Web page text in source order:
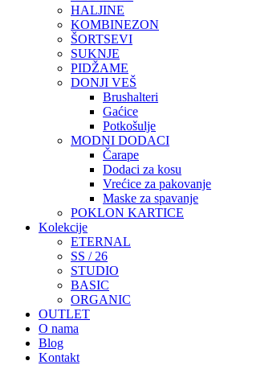
HALJINE
KOMBINEZON
ŠORTSEVI
SUKNJE
PIDŽAME
DONJI VEŠ
Brushalteri
Gaćice
Potkošulje
MODNI DODACI
Čarape
Dodaci za kosu
Vrećice za pakovanje
Maske za spavanje
POKLON KARTICE
Kolekcije
ETERNAL
SS / 26
STUDIO
BASIC
ORGANIC
OUTLET
O nama
Blog
Kontakt